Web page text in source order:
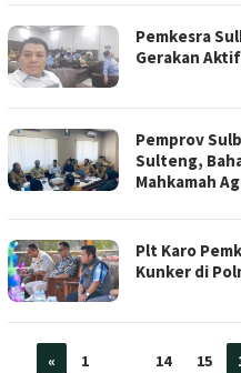
Pemkesra
Gerakan
Pemprov
Sulteng,
Mahkamah
Plt Karo
Kunker di
« 1 14 15